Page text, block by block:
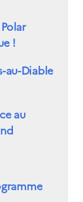
!
au-Diable
au